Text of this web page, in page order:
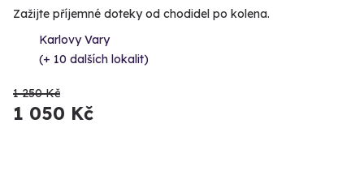
Zažijte příjemné doteky od chodidel po kolena.
Karlovy Vary
(+ 10 dalších lokalit)
1 250 Kč
1 050 Kč